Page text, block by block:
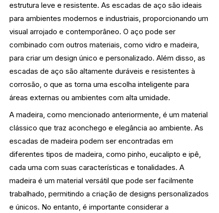
estrutura leve e resistente. As escadas de aço são ideais
para ambientes modernos e industriais, proporcionando um
visual arrojado e contemporâneo. O aço pode ser
combinado com outros materiais, como vidro e madeira,
para criar um design único e personalizado. Além disso, as
escadas de aço são altamente duráveis e resistentes à
corrosão, o que as torna uma escolha inteligente para
áreas externas ou ambientes com alta umidade.
A madeira, como mencionado anteriormente, é um material
clássico que traz aconchego e elegância ao ambiente. As
escadas de madeira podem ser encontradas em
diferentes tipos de madeira, como pinho, eucalipto e ipê,
cada uma com suas características e tonalidades. A
madeira é um material versátil que pode ser facilmente
trabalhado, permitindo a criação de designs personalizados
e únicos. No entanto, é importante considerar a